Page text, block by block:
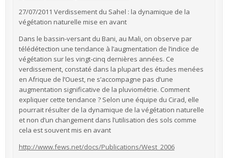
27/07/2011 Verdissement du Sahel : la dynamique de la
végétation naturelle mise en avant
Dans le bassin-versant du Bani, au Mali, on observe par
télédétection une tendance à l’augmentation de l’indice de
végétation sur les vingt-cinq dernières années. Ce
verdissement, constaté dans la plupart des études menées
en Afrique de l’Ouest, ne s’accompagne pas d’une
augmentation significative de la pluviométrie. Comment
expliquer cette tendance ? Selon une équipe du Cirad, elle
pourrait résulter de la dynamique de la végétation naturelle
et non d’un changement dans l’utilisation des sols comme
cela est souvent mis en avant
http://www.fews.net/docs/Publications/West_2006